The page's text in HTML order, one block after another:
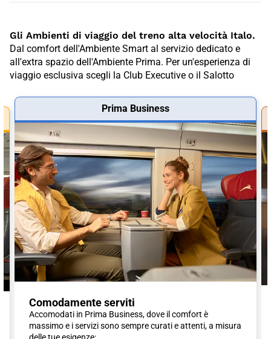
Gli Ambienti di viaggio del treno alta velocità Italo.
Dal comfort dell'Ambiente Smart al servizio dedicato e
all'extra spazio dell'Ambiente Prima. Per un'esperienza di
viaggio esclusiva scegli la Club Executive o il Salotto
Prima Business
Comodamente serviti
Accomodati in Prima Business, dove il comfort è
massimo e i servizi sono sempre curati e attenti, a misura